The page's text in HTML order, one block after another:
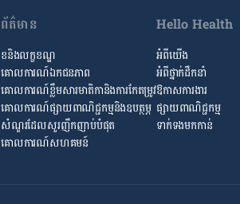
ព័ត៌មាន
ខនិងលក្ខខណ្ឌ
គោលការណ៍ឯកជនភាព
គោលការណ៍​ខ្លឹម​សារ​មាតិកា​និង​ការ​កែតម្រូវ
គោលការណ៍ផ្សាយពាណិជ្ជកម្មនិងឧបត្ថម្ភ
សំណួរ​ដែល​សួរ​ញឹកញាប់​បំផុត
គោលការណ៍​សហគមន៍
Hello Health
អំពីយើង
អំពី​ថ្នាក់ដឹកនាំ
ឱកាស​ការងារ
ផ្សាយពាណិជ្ជកម្ម
ទាក់ទងមកកាន់